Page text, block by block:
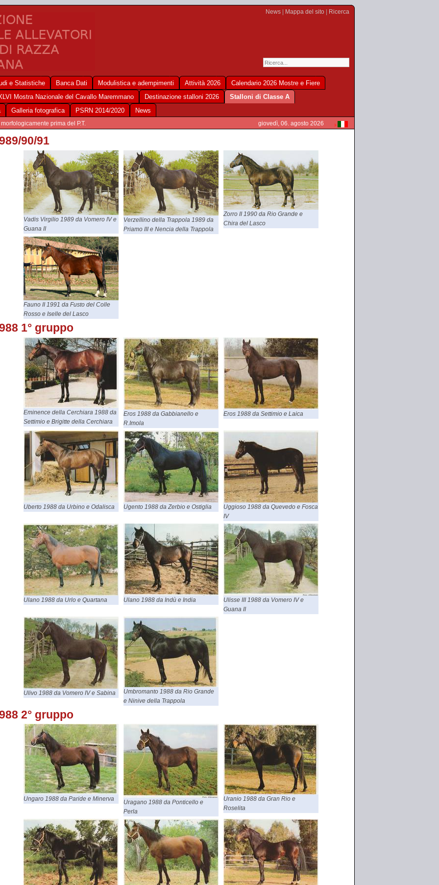
News Mappa del sito Ricerca
e Statistiche Banca Dati Modulistica e adempimenti Attività 2026
Calendario 2026 Mostre e Fiere
Mostra Nazionale del Cavallo Maremmano
Destinazione stalloni 2026
Stalloni di Classe A
Galleria fotografica PSRN 2014/2020 News
prima del P.T. giovedì, 06. agosto 2026
90/91
Vadis Virgilio 1989 da Vomero IV e
Guana II
Verzellino della Trappola 1989 da
Priamo III e Nencia della Trappola
Zorro II 1990 da Rio Grande e
Chira del Lasco
Fauno II 1991 da Fusto del Colle
Rosso e Iselle del Lasco
1° gruppo
Eminence della Cerchiara 1988 da
Settimio e Brigitte della Cerchiara
Eros 1988 da Gabbianello e
R.Imola
Eros 1988 da Settimio e Laica
Uberto 1988 da Urbino e Odalisca Ugento 1988 da Zerbio e Ostiglia
Uggioso 1988 da Quevedo e Fosca
IV
Ulano 1988 da Urlo e Quartana Ulano 1988 da Indù e India
Ulisse III 1988 da Vomero IV e
Guana II
Ulivo 1988 da Vomero IV e Sabina
Umbromanto 1988 da Rio Grande
e Ninive della Trappola
2° gruppo
Ungaro 1988 da Paride e Minerva
Uragano 1988 da Ponticello e
Perla
Uranio 1988 da Gran Rio e
Roselita